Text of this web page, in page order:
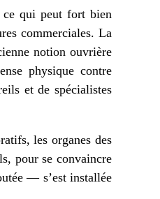
ce qui peut fort bien
commerciales. La
notion ouvrière
physique contre
et de spécialistes
les organes des
pour se convaincre
— s’est installée